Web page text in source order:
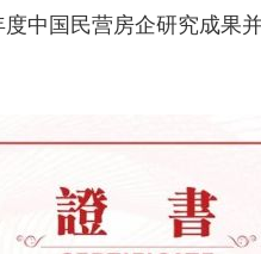
中国民营房企研究成果